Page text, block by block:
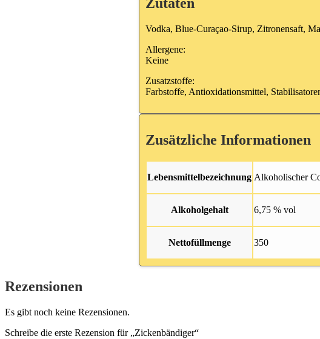
Vodka, Blue-Curaçao-Sirup, Zitronensaft,
Allergene:
Keine
Zusatzstoffe:
Farbstoffe, Antioxidationsmittel,
Zusätzliche Informationen
Lebensmittelbezeichnung Alkoholischer
Alkoholgehalt 6,75 % vol
Nettofüllmenge 350
Rezensionen
Es gibt noch keine Rezensionen.
Schreibe die erste Rezension für „Zickenbändiger“